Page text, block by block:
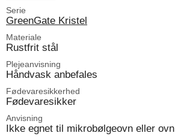
Serie
GreenGate Kristel
Materiale
Rustfrit stål
Plejeanvisning
Håndvask anbefales
Fødevaresikkerhed
Fødevaresikker
Anvisning
Ikke egnet til mikrobølgeovn eller ovn